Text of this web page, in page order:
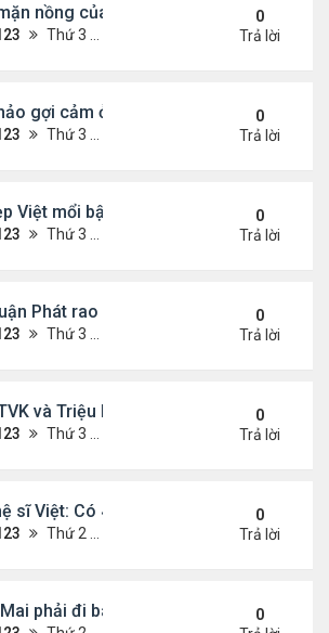
nồng của 'Điệp viên 007'
Thứ 3 Tháng 8 04, 2026 5:57 pm
0
Trả lời
gợi cảm ở tuổi 49
Thứ 3 Tháng 8 04, 2026 5:52 pm
0
Trả lời
Việt mổi bật giữa dàn sao châu Á
Thứ 3 Tháng 8 04, 2026 5:45 pm
0
Trả lời
Phát rao bán tài sản
Thứ 3 Tháng 8 04, 2026 5:36 pm
0
Trả lời
và Triệu Mẫn được yêu thích nhất
Thứ 3 Tháng 8 04, 2026 5:05 pm
0
Trả lời
sĩ Việt: Có 4 nhà ở Pháp, sống gần
Thứ 2 Tháng 8 03, 2026 7:23 pm
0
Trả lời
phải đi bán cơm ở Mỹ
0